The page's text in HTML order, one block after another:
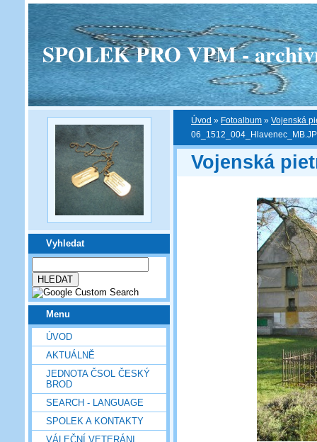
SPOLEK PRO VPM -
Vyhledat
Menu
ÚVOD
AKTUÁLNĚ
JEDNOTA ČSOL ČESKÝ
BROD
SEARCH - LANGUAGE
SPOLEK A KONTAKTY
VÁLEČNÍ VETERÁNI
Úvod » Fotoalbum » Vojenská
Vojenská